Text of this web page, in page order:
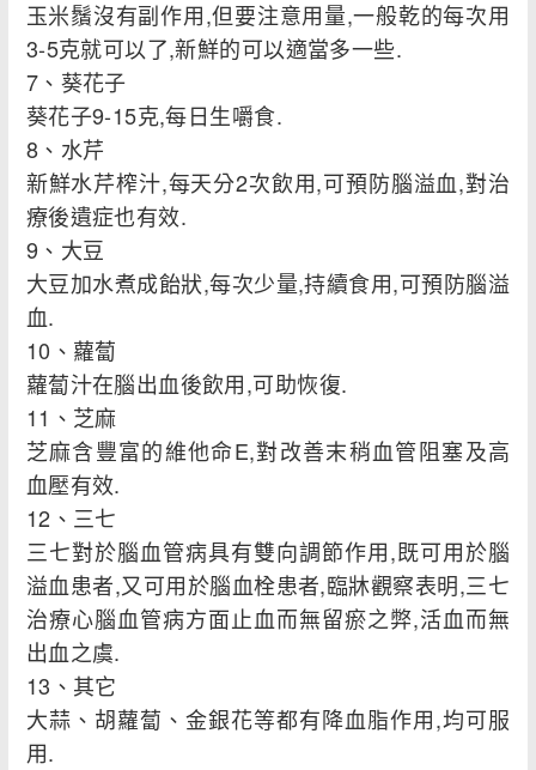
玉米鬚沒有副作用,但要注意用量,一般乾的每次用
3-5克就可以了,新鮮的可以適當多一些.
7、葵花子
葵花子9-15克,每日生嚼食.
8、水芹
新鮮水芹榨汁,每天分2次飲用,可預防腦溢血,對治
療後遺症也有效.
9、大豆
大豆加水煮成飴狀,每次少量,持續食用,可預防腦溢
血.
10、蘿蔔
蘿蔔汁在腦出血後飲用,可助恢復.
11、芝麻
芝麻含豐富的維他命E,對改善末稍血管阻塞及高
血壓有效.
12、三七
三七對於腦血管病具有雙向調節作用,既可用於腦
溢血患者,又可用於腦血栓患者,臨牀觀察表明,三七
治療心腦血管病方面止血而無留瘀之弊,活血而無
出血之虞.
13、其它
大蒜、胡蘿蔔、金銀花等都有降血脂作用,均可服
用.